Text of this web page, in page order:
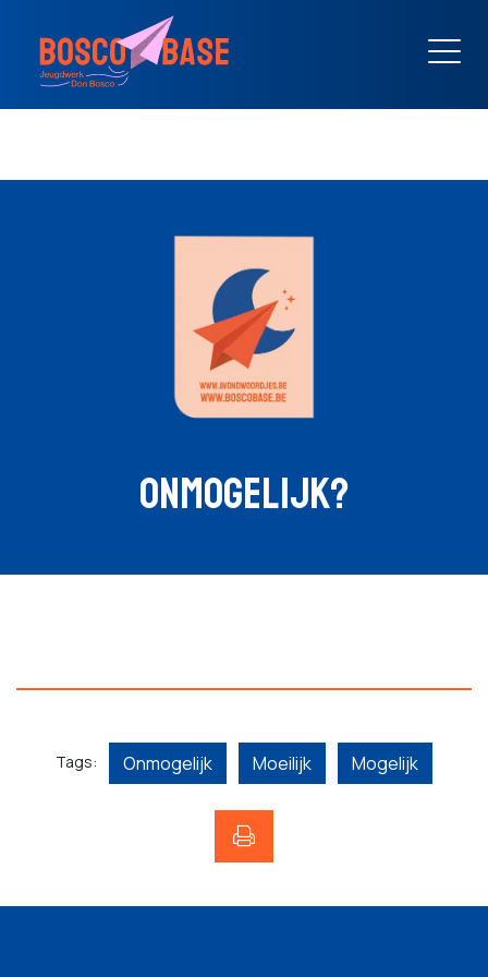
ONMOGELIJK?
Tags: Onmogelijk Moeilijk Mogelijk